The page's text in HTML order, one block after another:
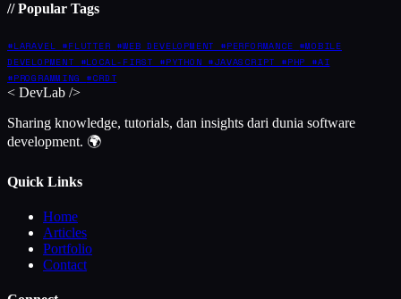
// Popular Tags
#LARAVEL #FLUTTER #WEB DEVELOPMENT #PERFORMANCE #MOBILE
DEVELOPMENT #LOCAL-FIRST #PYTHON #JAVASCRIPT #PHP #AI
#PROGRAMMING #CRDT
< DevLab />
Sharing knowledge, tutorials, dan insights dari dunia software
development. 🌍
Quick Links
Home
Articles
Portfolio
Contact